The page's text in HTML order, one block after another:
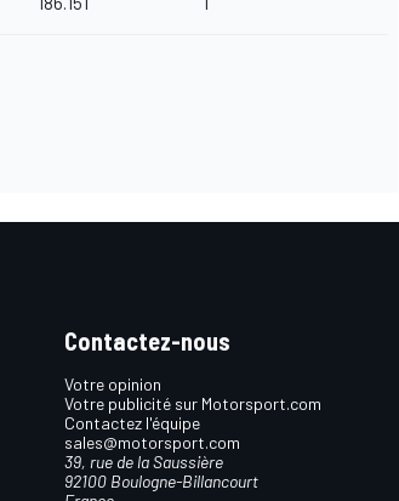
Contactez-nous
Votre opinion
Votre publicité sur Motorsport.com
Contactez l'équipe
sales@motorsport.com
39, rue de la Saussière
92100 Boulogne-Billancourt